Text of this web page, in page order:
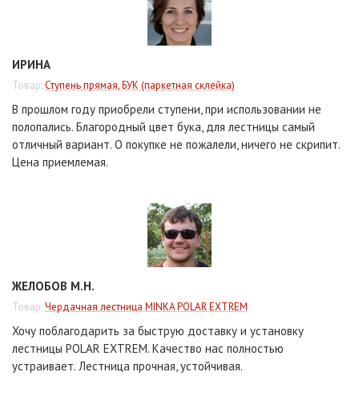
ИРИНА
Товар:Ступень прямая, БУК (паркетная склейка)
В прошлом году приобрели ступени, при использовании не
полопались. Благородный цвет бука, для лестницы самый
отличный вариант. О покупке не пожалели, ничего не скрипит.
Цена приемлемая.
ЖЕЛОБОВ М.Н.
Товар:Чердачная лестница MINKA POLAR EXTREM
Хочу поблагодарить за быструю доставку и установку
лестницы POLAR EXTREM. Качество нас полностью
устраивает. Лестница прочная, устойчивая.